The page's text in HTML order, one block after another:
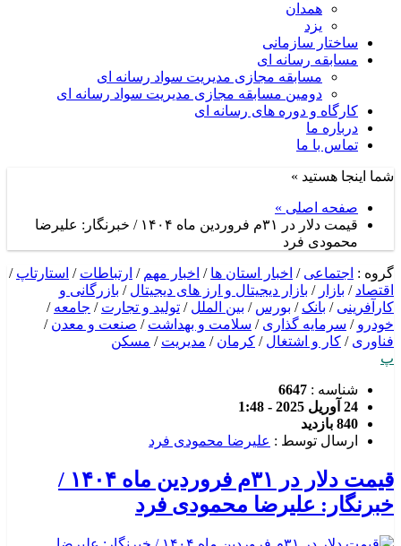
همدان
یزد
ساختار سازمانی
مسابقه رسانه ای
مسابقه مجازی مدیریت سواد رسانه ای
دومین مسابقه مجازی مدیریت سواد رسانه ای
کارگاه و دوره های رسانه ای
درباره ما
تماس با ما
شما اینجا هستید »
صفحه اصلی »
قیمت دلار در ۳۱م فروردین ماه ۱۴۰۴ / خبرنگار: علیرضا
محمودی فرد
گروه : اجتماعی / اخبار استان ها / اخبار مهم / ارتباطات / استارتاپ /
اقتصاد / بازار / بازار دیجیتال و ارز های دیجیتال / بازرگانی و
کارآفرینی / بانک / بورس / بین الملل / تولید و تجارت / جامعه /
خودرو / سرمایه گذاری / سلامت و بهداشت / صنعت و معدن /
فناوری / کار و اشتغال / کرمان / مدیریت / مسکن
پ
شناسه : 6647
24 آوریل 2025 - 1:48
840 بازدید
ارسال توسط : علیرضا محمودی فرد
قیمت دلار در ۳۱م فروردین ماه ۱۴۰۴ /
خبرنگار: علیرضا محمودی فرد